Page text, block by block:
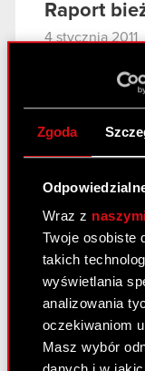
Zgoda
Wraz z
Twoje osobiste
takich
wyświetlania
analizowania
oczekiwaniom
Masz wybór
Raport
4 stycznia 2011
Raport
3 stycznia 2011
PDF
o.o.,
PDF